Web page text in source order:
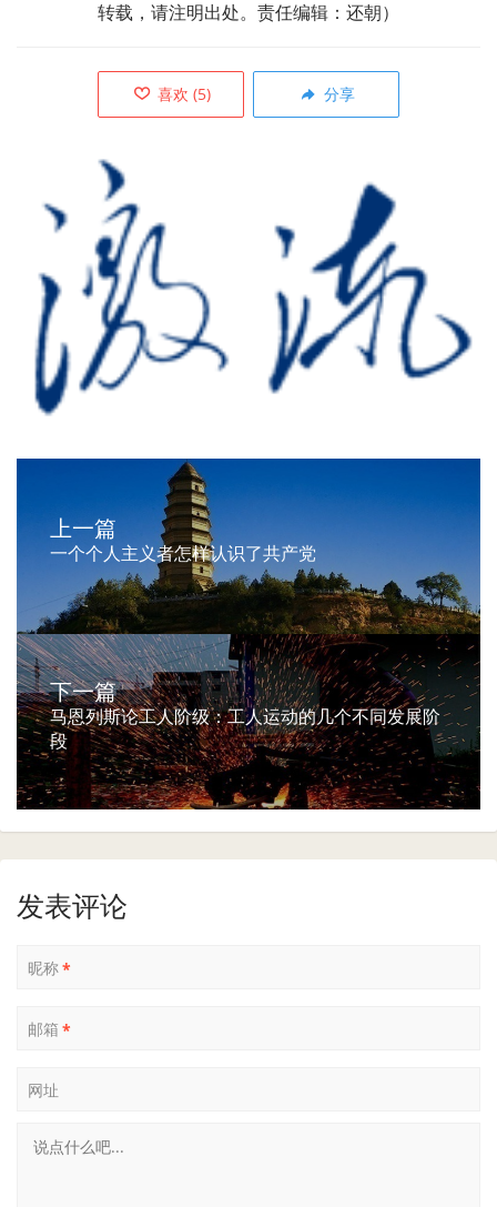
转载，请注明出处。责任编辑：还朝）
喜欢 (5) 分享
上一篇
一个个人主义者怎样认识了共产党
下一篇
马恩列斯论工人阶级：工人运动的几个不同发展阶
段
发表评论
昵称*
邮箱 *
网址